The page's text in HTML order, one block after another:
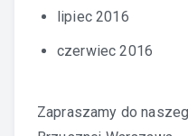
lipiec 2016
czerwiec 2016
Zapraszamy do